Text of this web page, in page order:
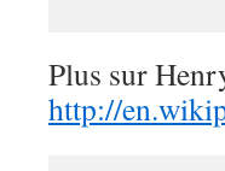
Plus sur
http://